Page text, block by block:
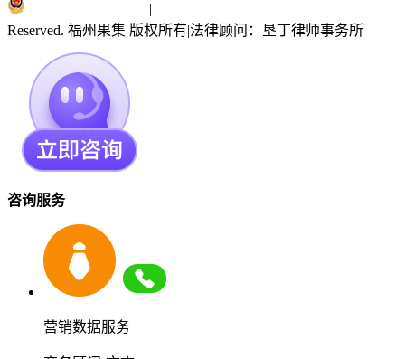
|
Reserved. 福州果集 版权所有|法律顾问：垦丁律师事务所
咨询服务
营销数据服务